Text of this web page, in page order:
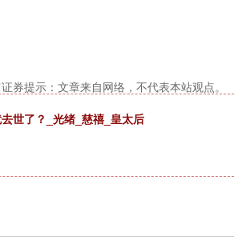
券提示：文章来自网络，不代表本站观点。
世了？_光绪_慈禧_皇太后